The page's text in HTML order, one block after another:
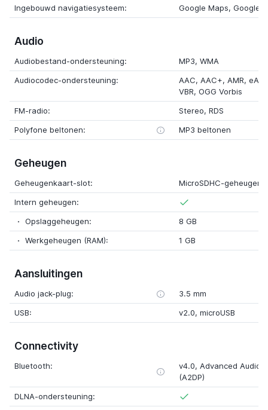
Ingebouwd navigatiesysteem:
Google Maps, Google
Audio
Audiobestand-ondersteuning:
MP3, WMA
Audiocodec-ondersteuning:
AAC, AAC+, AMR,
VBR, OGG Vorbis
FM-radio:
Stereo, RDS
Polyfone beltonen:
MP3 beltonen
Geheugen
Geheugenkaart-slot:
MicroSDHC-
Intern geheugen:
Opslaggeheugen:
8 GB
Werkgeheugen (RAM):
1 GB
Aansluitingen
Audio jack-plug:
3.5 mm
USB:
v2.0, microUSB
Connectivity
Bluetooth:
v4.0, Advanced Audio
(A2DP)
DLNA-ondersteuning: